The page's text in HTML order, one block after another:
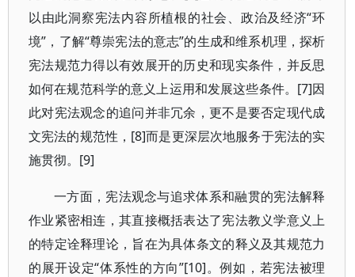
以由此洞察宪法内容所植根的社会、政治及经济“环
境”，了解“尊崇宪法的意志”的生成和维系机理，探析
宪法规范力得以有效展开的历史和现实条件，并反思
如何在规范科学的意义上运用和发展这些条件。[7]因
此对宪法观念的追问并非冗余，更不是要否定现代成
文宪法的规范性，[8]而是更深层次地服务于宪法的实
施贯彻。[9]
一方面，宪法观念与追求体系和融贯的宪法解释
作业紧密相连，其直接概括表达了宪法教义学意义上
的特定诠释理论，旨在为具体条文的释义及其规范力
的展开设定“体系性的方向”[10]。例如，若宪法被理